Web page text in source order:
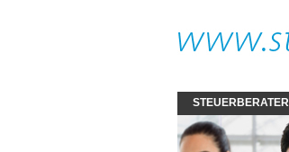
STEUERBERATER